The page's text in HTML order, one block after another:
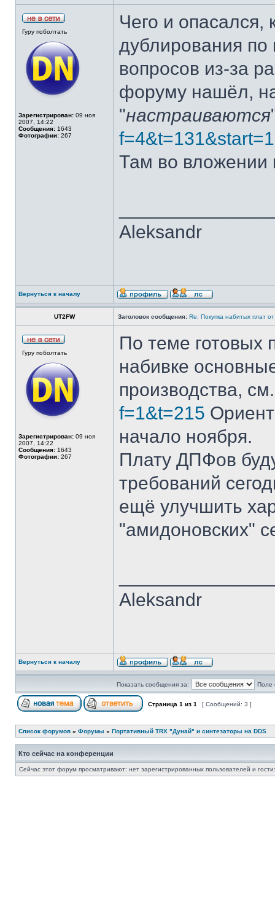
Гуру поболтать
Зарегистрирован: 09 ноя
2007, 14:22
Сообщения: 1643
Фотографии: 267
Чего и опасался,
дублирования по
вопросов из-за
форуму нашёл,
"настраиваются
Там во вложении
Aleksandr
Вернуться к началу
UT2FW Заголовок сообщения: Re: Покупка набитых плат
Гуру поболтать
Зарегистрирован: 09 ноя
2007, 14:22
Сообщения: 1643
Фотографии: 267
По теме готовых
набивке
производства,
f=1&t=215
начало ноября.
Плату ДПФов
требований
ещё улучшить
"амидоновских"
Aleksandr
Вернуться к началу
Показать сообщения за: Поле
Страница 1 из 1 [ Сообщений: 3 ]
Список форумов » Форумы » Портативный TRX "Дунай" и синтезаторы на DDS
Кто сейчас на конференции
Сейчас этот форум просматривают: нет зарегистрированных пользователей и